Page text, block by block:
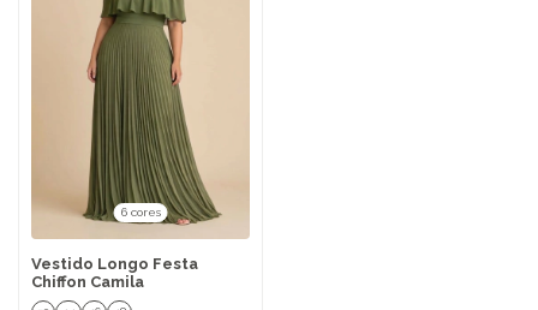
6 cores
Vestido Longo Festa
Chiffon Camila